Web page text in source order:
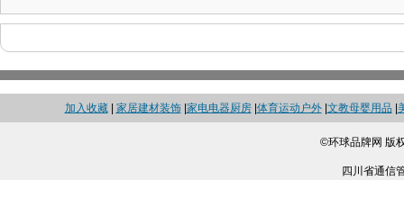
加入收藏| 家居建材装饰| 家电电器厨房| 体育运动户外| 文教母婴用品
©环球品牌网 版
四川省通信